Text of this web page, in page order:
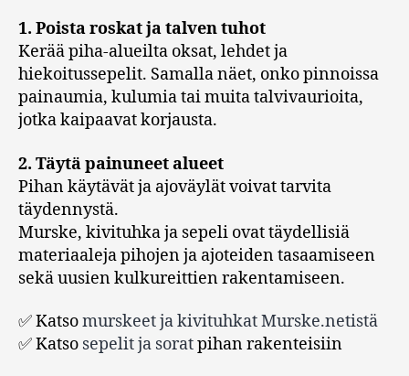
1. Poista roskat ja talven tuhot
Kerää piha-alueilta oksat, lehdet ja
hiekoitussepelit. Samalla näet, onko pinnoissa
painaumia, kulumia tai muita talvivaurioita,
jotka kaipaavat korjausta.
2. Täytä painuneet alueet
Pihan käytävät ja ajoväylät voivat tarvita
täydennystä.
Murske, kivituhka ja sepeli ovat täydellisiä
materiaaleja pihojen ja ajoteiden tasaamiseen
sekä uusien kulkureittien rakentamiseen.
✅ Katsomurskeet ja kivituhkat Murske.netistä
✅ Katso sepelit ja soratpihan rakenteisiin